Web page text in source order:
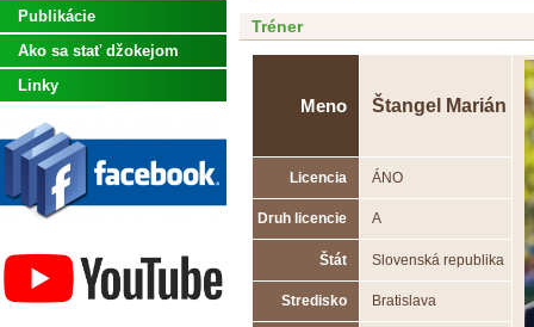
Tréner
Meno Štangel Marián
Licencia ÁNO
Druh licencie A
Štát Slovenská republika
Stredisko Bratislava
Publikácie
Ako sa stať džokejom
Linky